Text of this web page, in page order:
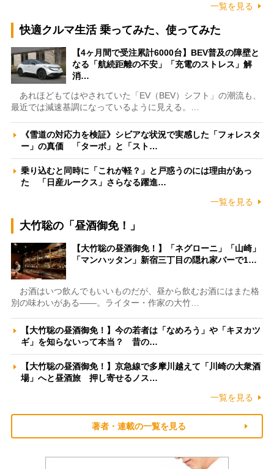
一覧を見る
快適クルマ生活 乗ってみた、使ってみた
【4ヶ月間で受注累計6000台】BEV普及の障壁と
なる「航続距離の不安」「充電のストレス」解
消…
あれほどもてはやされていた「EV（BEV）シフト」の潮流も、
最近では減速基調になっているように見える。…
《雪道の対応力を検証》シビアな状況で実感した「フォレスタ
ー」の真価 「ターボ」と「スト…
乗り込むと同時に「これが軽？」と戸惑うのには理由があっ
た 「日産ルークス」さらなる躍進…
一覧を見る
大竹聡の「昼酒御免！」
【大竹聡の昼酒御免！】「ネグローニ」「山崎」
「マンハッタン」新宿三丁目の隠れ家バーで1…
お酒はいつ飲んでもいいものだが、昼から飲むお酒にはまた格
別の味わいがある――。ライター・作家の大竹…
【大竹聡の昼酒御免！】今の若者は「なめろう」や「キヌカツ
ギ」を知らないって本当？ 昔の…
【大竹聡の昼酒御免！】京急線で多摩川越えて「川崎の大衆酒
場」へと昼酒旅 押し寄せるノス…
一覧を見る
著者・連載の一覧を見る